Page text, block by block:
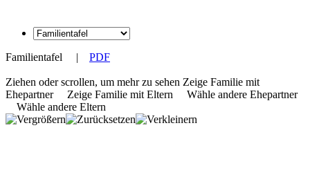
Familientafel | PDF
Ziehen oder scrollen, um mehr zu sehen Zeige Familie mit
Ehepartner
Zeige Familie mit Eltern
Wähle andere Ehepartner
Wähle andere Eltern